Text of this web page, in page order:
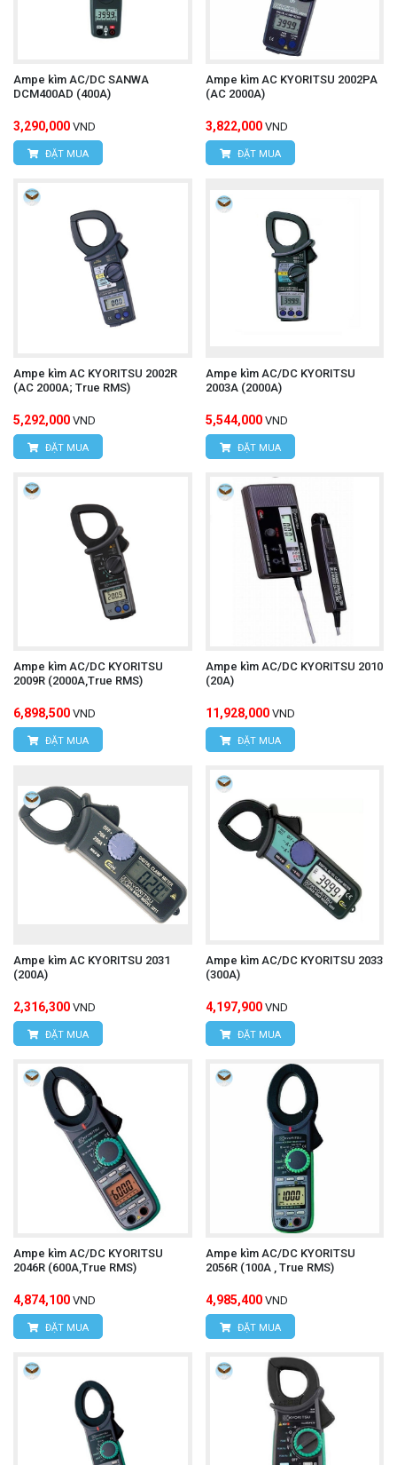
Website:www.hungnguyentech.vn
HÙNG NGUYÊN TECH - TP HỒ CHÍ MINH
Địa chỉ:D7/6B đường Dương Đình Cúc, Xã Tân
Kiên, Huyện Bình Chánh, Tp.Hồ Chí Minh.
Hotline: 0934.616.395
Website:www.hungnguyentech.vn
Tham khảo thêm:
Máy đo nhiệt độ độ ẩm UNI-T
Ampe kìm AC/DC SANWA
DCM400AD (400A)
3,290,000 VND
ĐẶT MUA
Ampe kìm AC KYORITSU 2002PA
(AC 2000A)
3,822,000 VND
ĐẶT MUA
Ampe kìm AC KYORITSU 2002R
(AC 2000A; True RMS)
5,292,000 VND
ĐẶT MUA
Ampe kìm AC/DC KYORITSU
2003A (2000A)
5,544,000 VND
ĐẶT MUA
Ampe kìm AC/DC KYORITSU
2009R (2000A,True RMS)
6,898,500 VND
ĐẶT MUA
Ampe kìm AC/DC KYORITSU 2010
(20A)
11,928,000 VND
ĐẶT MUA
Ampe kìm AC KYORITSU 2031
(200A)
2,316,300 VND
ĐẶT MUA
Ampe kìm AC/DC KYORITSU 2033
(300A)
4,197,900 VND
ĐẶT MUA
Ampe kìm AC/DC KYORITSU
2046R (600A,True RMS)
4,874,100 VND
ĐẶT MUA
Ampe kìm AC/DC KYORITSU
2056R (100A , True RMS)
4,985,400 VND
ĐẶT MUA